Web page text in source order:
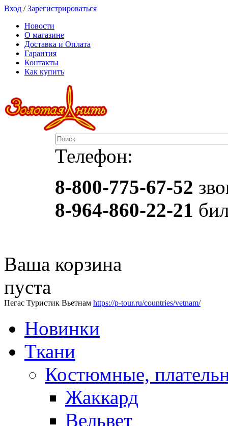
Вход /Зарегистрироваться
Новости
О магазине
Доставка и Оплата
Гарантия
Контакты
Как купить
Телефон:
8-800-775-67-52
8-964-860-22-21
Ваша корзина
пуста
Пегас Туристик Вьетнам https://p-tour.ru/countries/vetnam/
Новинки
Ткани
Костюмные,
Жаккард
Вельвет